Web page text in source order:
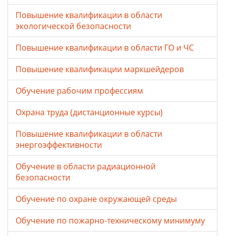
Повышение квалификации в области
экологической безопасности
Повышение квалификации в области ГО и ЧС
Повышение квалификации маркшейдеров
Обучение рабочим профессиям
Охрана труда (дистанционные курсы)
Повышение квалификации в области
энергоэффективности
Обучение в области радиационной
безопасности
Обучение по охране окружающей среды
Обучение по пожарно-техническому минимуму